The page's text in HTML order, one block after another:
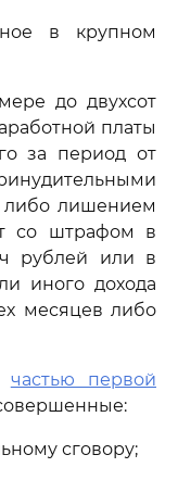
в крупном
до двухсот
платы
за период от
либо лишением
со штрафом в
рублей или в
иного дохода
месяцев либо
частью первой
сговору;